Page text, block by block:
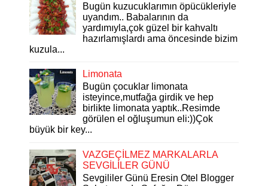
Bugün kuzucuklarımın öpücükleriyle
uyandım.. Babalarının da
yardımıyla,çok güzel bir kahvaltı
hazırlamışlardı ama öncesinde bizim
kuzula...
Limonata
Bugün çocuklar limonata
isteyince,mutfağa girdik ve hep
birlikte limonata yaptık..Resimde
görülen el oğluşumun eli:))Çok
büyük bir key...
VAZGEÇİLMEZ MARKALARLA
SEVGİLİLER GÜNÜ
Sevgililer Günü Eresin Otel Blogger